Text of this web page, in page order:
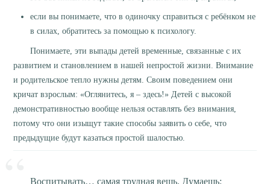
если вы понимаете, что в одиночку справиться с ребёнком не
в силах, обратитесь за помощью к психологу.
Понимаете, эти выпады детей временные, связанные с их
развитием и становлением в нашей непростой жизни. Внимание
и родительское тепло нужны детям. Своим поведением они
кричат взрослым: «Оглянитесь, я – здесь!» Детей с высокой
демонстративностью вообще нельзя оставлять без внимания,
потому что они изыщут такие способы заявить о себе, что
предыдущие будут казаться простой шалостью.
Воспитывать… самая трудная вещь. Думаешь: